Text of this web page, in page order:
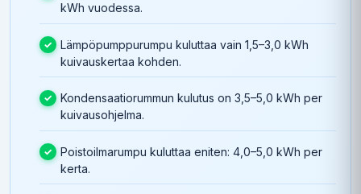
kWh vuodessa.
Lämpöpumppurumpu kuluttaa vain 1,5–3,0 kWh
kuivauskertaa kohden.
Kondensaatiorummun kulutus on 3,5–5,0 kWh per
kuivausohjelma.
Poistoilmarumpu kuluttaa eniten: 4,0–5,0 kWh per
kerta.